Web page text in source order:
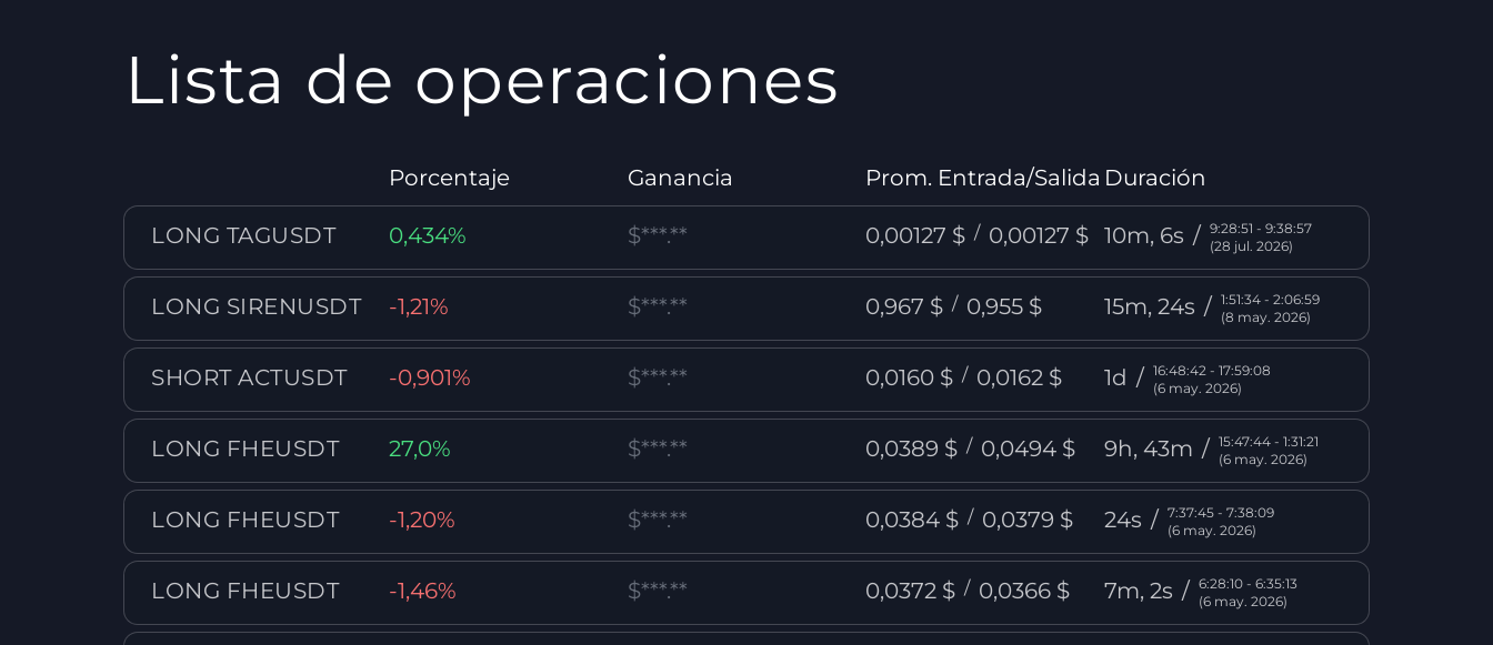
Lista de operaciones
Porcentaje Ganancia Prom. Entrada/Salida Duración
LONG TAGUSDT 0,434% $***.** 0,00127 $ / 0,00127 $ 10m, 6s / 9:28:51 - 9:38:57
(28 jul. 2026)
LONG SIRENUSDT -1,21% $***.** 0,967 $ / 0,955 $ 15m, 24s / 1:51:34 - 2:06:59
(8 may. 2026)
SHORT ACTUSDT -0,901% $***.** 0,0160 $ / 0,0162 $ 1d / 16:48:42 - 17:59:08
(6 may. 2026)
LONG FHEUSDT 27,0% $***.** 0,0389 $ / 0,0494 $ 9h, 43m / 15:47:44 - 1:31:21
(6 may. 2026)
LONG FHEUSDT -1,20% $***.** 0,0384 $ / 0,0379 $ 24s / 7:37:45 - 7:38:09
(6 may. 2026)
LONG FHEUSDT -1,46% $***.** 0,0372 $ / 0,0366 $ 7m, 2s / 6:28:10 - 6:35:13
(6 may. 2026)